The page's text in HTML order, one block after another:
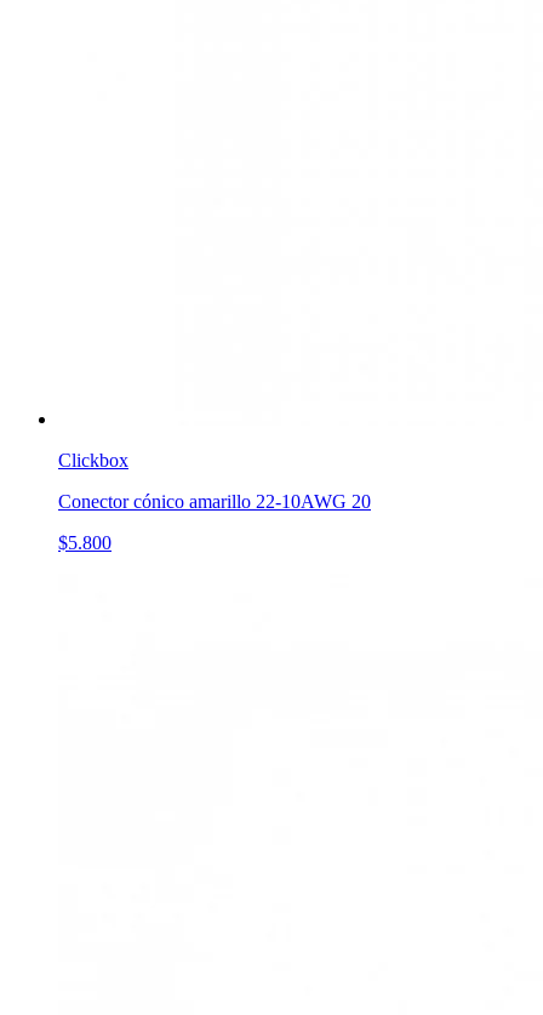
Clickbox
Conector cónico amarillo 22-10AWG 20
$5.800